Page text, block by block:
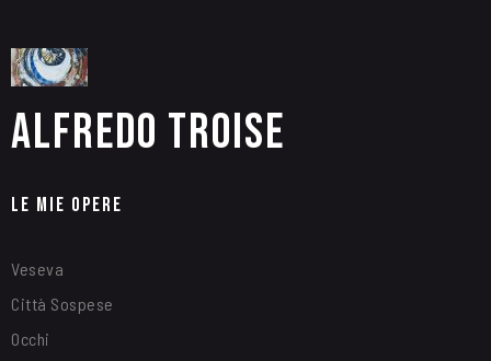
Alfredo Troise
Le Mie Opere
Veseva
Città Sospese
Occhi